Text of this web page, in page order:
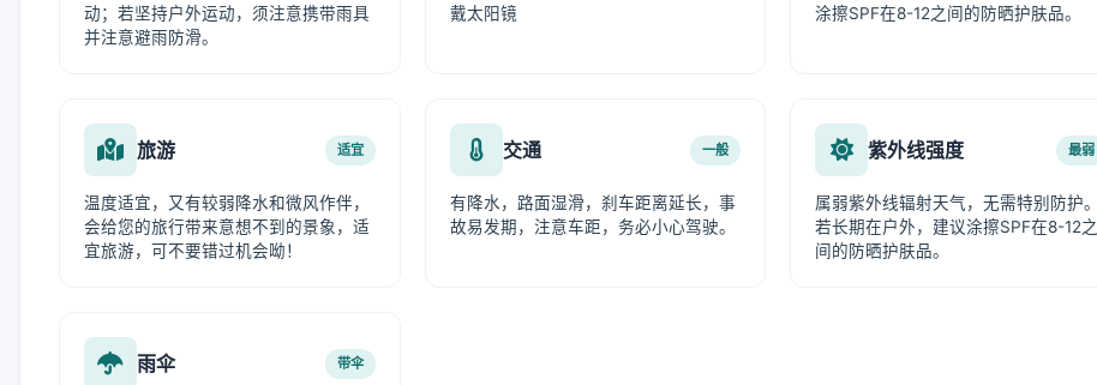
动；若坚持户外运动，须注意携带雨具
并注意避雨防滑。
戴太阳镜
涂擦SPF在8-12之间的防晒护肤品。
旅游 适宜
温度适宜，又有较弱降水和微风作伴，
会给您的旅行带来意想不到的景象，适
宜旅游，可不要错过机会呦！
交通 一般
有降水，路面湿滑，刹车距离延长，事
故易发期，注意车距，务必小心驾驶。
紫外线强度 最弱
属弱紫外线辐射天气，无需特别防护。
若长期在户外，建议涂擦SPF在8-12之
间的防晒护肤品。
雨伞 带伞